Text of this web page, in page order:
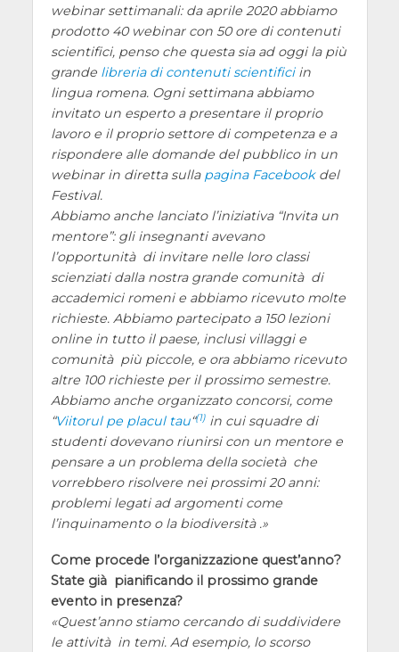
webinar settimanali: da aprile 2020 abbiamo
prodotto 40 webinar con 50 ore di contenuti
scientifici, penso che questa sia ad oggi la più
grande libreria di contenuti scientificiin
lingua romena. Ogni settimana abbiamo
invitato un esperto a presentare il proprio
lavoro e il proprio settore di competenza e a
rispondere alle domande del pubblico in un
webinar in diretta sulla pagina Facebookdel
Festival.
Abbiamo anche lanciato l’iniziativa “Invita un
mentore”: gli insegnanti avevano
l’opportunità di invitare nelle loro classi
scienziati dalla nostra grande comunità di
accademici romeni e abbiamo ricevuto molte
richieste. Abbiamo partecipato a 150 lezioni
online in tutto il paese, inclusi villaggi e
comunità più piccole, e ora abbiamo ricevuto
altre 100 richieste per il prossimo semestre.
Abbiamo anche organizzato concorsi, come
“Viitorul pe placul tau“(1)in cui squadre di
studenti dovevano riunirsi con un mentore e
pensare a un problema della società che
vorrebbero risolvere nei prossimi 20 anni:
problemi legati ad argomenti come
l’inquinamento o la biodiversità .
Come procede l’organizzazione quest’anno?
State già pianificando il prossimo grande
evento in presenza?
Quest’anno stiamo cercando di suddividere
le attività in temi. Ad esempio, lo scorso